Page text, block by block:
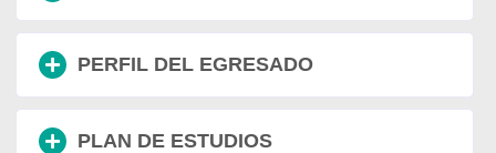
PERFIL DEL EGRESADO
PLAN DE ESTUDIOS